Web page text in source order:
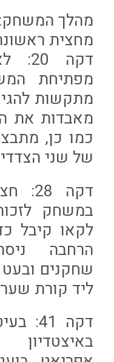
מהלך המשחק:
מחצית
דקה
מפתיחת
מתקשות
מאבדות את
כמו כן,
של שני
דקה
במשחק
לקאו קיבל
הרחבה
שחקנים
ליד קורת
דקה